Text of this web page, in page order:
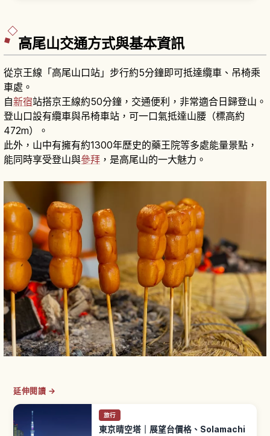
高尾山交通方式與基本資訊
從京王線「高尾山口站」步行約5分鐘即可抵達纜車、吊椅乘
車處。
自新宿站搭京王線約50分鐘，交通便利，非常適合日歸登山。
登山口設有纜車與吊椅車站，可一口氣抵達山腰（標高約
472m）。
此外，山中有擁有約1300年歷史的藥王院等多處能量景點，
能同時享受登山與參拜 ，是高尾山的一大魅力。
延伸閱讀 →
旅行
東京晴空塔｜展望台價格、Solamachi